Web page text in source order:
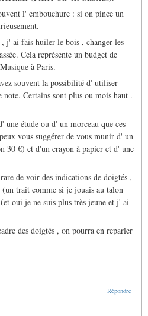
l' embouchure : si on pince un
j' ai fais huiler le bois , changer les
Cela représente un budget de
à Paris.
souvent la possibilité d' utiliser
Certains sont plus ou mois haut .
étude ou d' un morceau que ces
vous suggérer de vous munir d' un
30 €) et d'un crayon à papier et d' une
de voir des indications de doigtés ,
(un trait comme si je jouais au talon
oui je ne suis plus très jeune et j' ai
des doigtés , on pourra en reparler
Répondre